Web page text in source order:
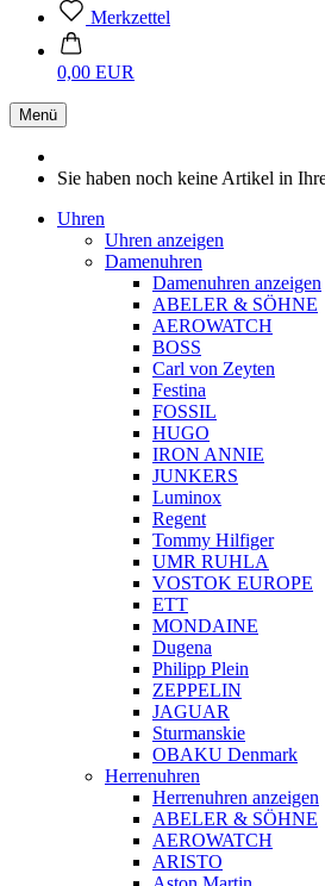
Merkzettel
0,00 EUR
Menü
Sie haben noch keine Artikel in
Uhren
Uhren anzeigen
Damenuhren
Damenuhren anzeigen
ABELER & SÖHNE
AEROWATCH
BOSS
Carl von Zeyten
Festina
FOSSIL
HUGO
IRON ANNIE
JUNKERS
Luminox
Regent
Tommy Hilfiger
UMR RUHLA
VOSTOK EUROPE
ETT
MONDAINE
Dugena
Philipp Plein
ZEPPELIN
JAGUAR
Sturmanskie
OBAKU Denmark
Herrenuhren
Herrenuhren anzeigen
ABELER & SÖHNE
AEROWATCH
ARISTO